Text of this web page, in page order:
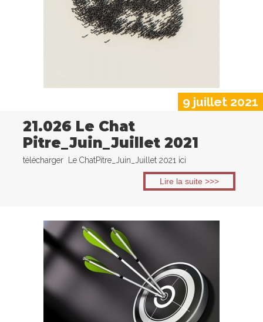
9 juillet 2021
21.026 Le Chat
Pitre_Juin_Juillet 2021
télécharger Le ChatPitre_Juin_Juillet 2021 ici
Lire la suite >>>